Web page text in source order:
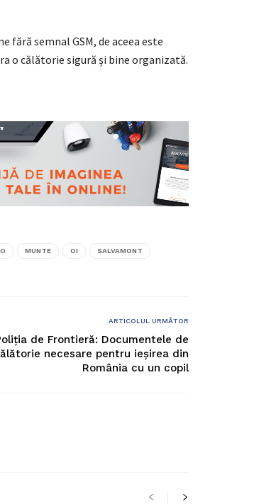
semnal GSM, de aceea este
o călătorie sigură și bine organizată.
MUNTE OI SALVAMONT
ARTICOLUL URMĂTOR
de Frontieră: Documentele de
necesare pentru ieșirea din
România cu un copil